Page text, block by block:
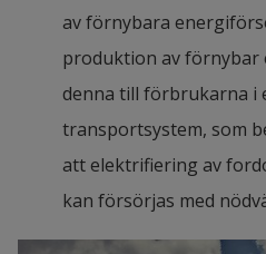
(Lithium-Sulfur) battery
the 1960s, but progress
was not until the 21st
research on Li-S batteries
develop. Solid-state
manganese-based battery
av förnybara
produktion av förnybar
denna till förbrukarna i
transportsystem, som
att elektrifiering av
kan försörjas med